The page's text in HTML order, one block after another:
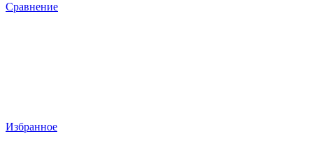
Сравнение
Избранное